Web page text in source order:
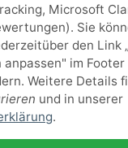
Microsoft
Sie
den Link
anpassen" im
Weitere Details
und in unserer
.